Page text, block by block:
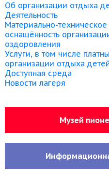
Об организации отдыха
Деятельность
Материально-
оснащённость
оздоровления
Услуги, в том числе
организации отдыха
Доступная среда
Новости лагеря
Музей